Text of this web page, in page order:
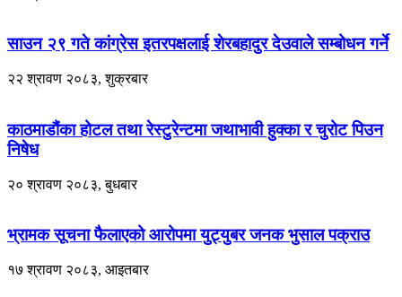
साउन २९ गते कांग्रेस इतरपक्षलाई शेरबहादुर देउवाले सम्बोधन गर्ने
२२ श्रावण २०८३, शुक्रबार
काठमाडौंका होटल तथा रेस्टुरेन्टमा जथाभावी हुक्का र चुरोट पिउन
निषेध
२० श्रावण २०८३, बुधबार
भ्रामक सूचना फैलाएको आरोपमा युट्युबर जनक भुसाल पक्राउ
१७ श्रावण २०८३, आइतबार